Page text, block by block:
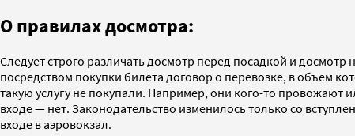
О правилах досмотра:
Следует строго различать досмотр перед посадкой и
посредством покупки билета договор о перевозке, в объем
такую услугу не покупали. Например, они кого-то провожают
входе — нет. Законодательство изменилось только со
входе в аэровокзал.